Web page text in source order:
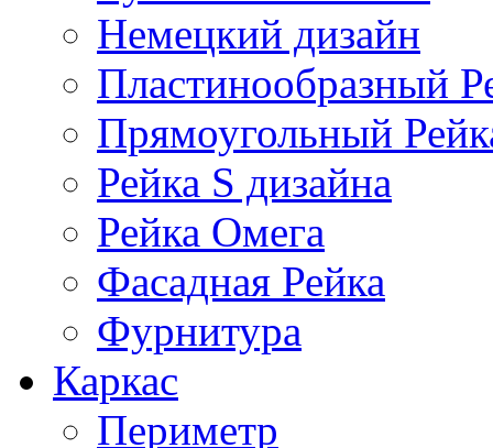
Немецкий дизайн
Пластинообразный
Прямоугольный
Рейка S дизайна
Рейка Омега
Фасадная Рейка
Фурнитура
Каркас
Периметр